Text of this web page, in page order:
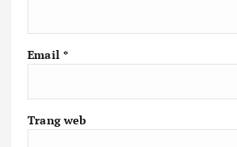
Email *
Trang web